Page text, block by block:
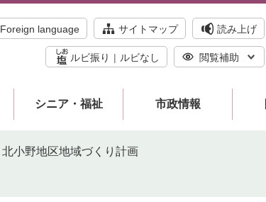
Foreign language サイトマップ 読み上げ
ルビ振り ルビなし 閲覧補助
シニア・福祉 市政情報
北小野地区地域づくり計画